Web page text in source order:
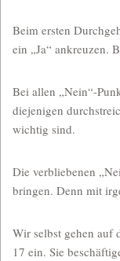
Beim ersten
ein „Ja“ ankreuzen.
Bei allen „Nein“-
diejenigen
wichtig sind.
Die verbliebenen
bringen. Denn mit
Wir selbst gehen auf
17 ein. Sie